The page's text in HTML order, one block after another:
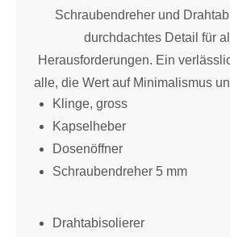
Schraubendreher und
durchdachtes Detail für
Herausforderungen. Ein
alle, die Wert auf Minimalismus
Klinge, gross
Kapselheber
Dosenöffner
Schraubendreher 5 mm
Drahtabisolierer